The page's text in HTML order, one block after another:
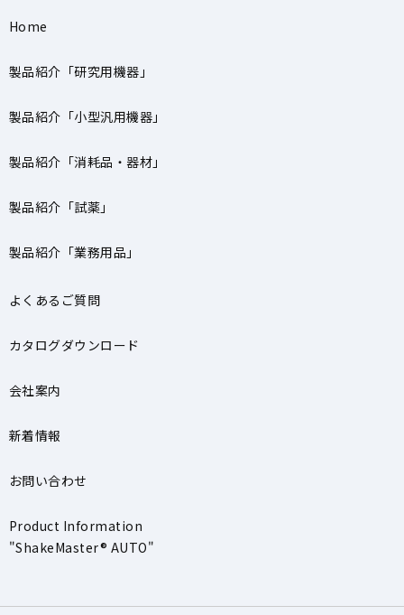
Home
製品紹介「研究用機器」
製品紹介「小型汎用機器」
製品紹介「消耗品・器材」
製品紹介「試薬」
製品紹介「業務用品」
よくあるご質問
カタログダウンロード
会社案内
新着情報
お問い合わせ
Product Information
"ShakeMaster® AUTO"